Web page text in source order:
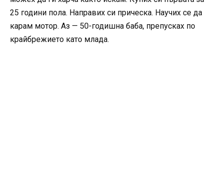
25 години пола. Направих си прическа. Научих се да
карам мотор. Аз — 50-годишна баба, препусках по
крайбрежието като млада.